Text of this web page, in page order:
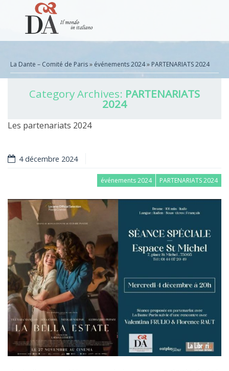
La Dante – Comité de Paris» événements 2024» PARTENARIATS 2024
Category Archives: PARTENARIATS
2024
Les partenariats 2024
4 décembre 2024
événements 2024 PARTENARIATS 2024